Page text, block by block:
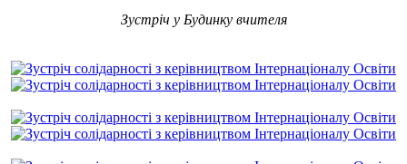
Зустріч у Будинку вчителя